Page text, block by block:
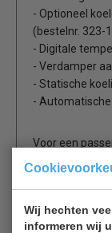
Wij hechten
informeren wij
- Optioneel
(bestelnr. 323-
- Digitale
- Verdamper
- Statische
-
Voor een
producten.